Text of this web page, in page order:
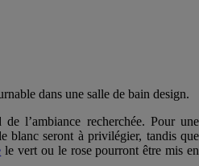
dans une salle de bain design.
l’ambiance recherchée. Pour une
blanc seront à privilégier, tandis que
le vert ou le rose pourront être mis en